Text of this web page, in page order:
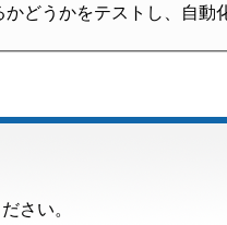
どうかをテストし、自動
さい。